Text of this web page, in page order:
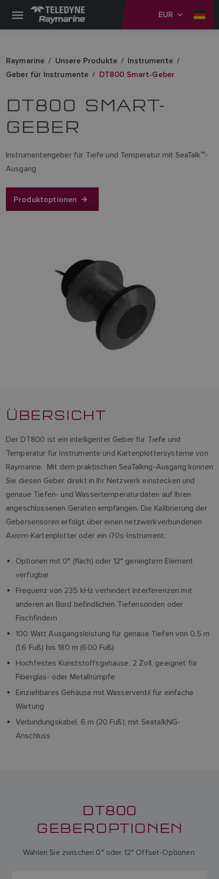
EUR
Raymarine Unsere Produkte
Instrumente
Geber für Instrumente
DT800 Smart-Geber
DT800 SMART-
GEBER
Instrumentengeber für Tiefe und Temperatur mit SeaTalkng-
Ausgang
Produktoptionen
ÜBERSICHT
Der DT800 ist ein intelligenter Geber für Tiefe und
Temperatur für Instrumente und Kartenplottersysteme von
Raymarine. Mit dem praktischen SeaTalkng-Ausgang können
Sie diesen Geber direkt in Ihr Netzwerk einstecken und
genaue Tiefen- und Wassertemperaturdaten auf Ihren
angeschlossenen Geräten empfangen. Die Kalibrierung der
Gebersensoren erfolgt über einen netzwerkverbundenen
Axiom-Kartenplotter oder ein i70s-Instrument.
Optionen mit 0° (flach) oder 12° geneigtem Element
verfügbar
Frequenz von 235 kHz verhindert Interferenzen mit
anderen an Bord befindlichen Tiefensonden oder
Fischfindern
100 Watt Ausgangsleistung für genaue Tiefen von 0,5 m
(1,6 Fuß) bis 180 m (600 Fuß)
Hochfestes Kunststoffsgehäuse, 2 Zoll, geeignet für
Fiberglas- oder Metallrümpfe
Einziehbares Gehäuse mit Wasserventil für einfache
Wartung
Verbindungskabel, 6 m (20 Fuß), mit SeatalkNG-
Anschluss
DT800
GEBEROPTIONEN
Wählen Sie zwischen 0° oder 12° Offset-Optionen.